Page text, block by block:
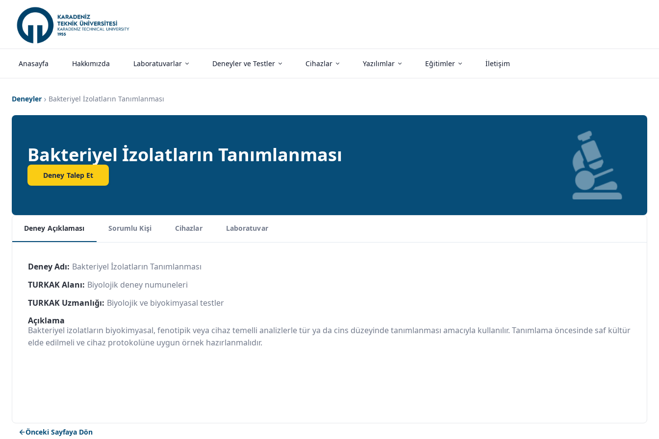
Anasayfa Hakkımızda Laboratuvarlar Deneyler ve Testler Cihazlar Yazılımlar Eğitimler İletişim
Deneyler Bakteriyel İzolatların Tanımlanması
Bakteriyel İzolatların Tanımlanması
Deney Talep Et
Deney Açıklaması Sorumlu Kişi Cihazlar Laboratuvar
Deney Adı: Bakteriyel İzolatların Tanımlanması
TURKAK Alanı: Biyolojik deney numuneleri
TURKAK Uzmanlığı: Biyolojik ve biyokimyasal testler
Açıklama
Bakteriyel izolatların biyokimyasal, fenotipik veya cihaz temelli analizlerle tür ya da cins düzeyinde tanımlanması amacıyla kullanılır. Tanımlama öncesinde saf kültür
elde edilmeli ve cihaz protokolüne uygun örnek hazırlanmalıdır.
Önceki Sayfaya Dön